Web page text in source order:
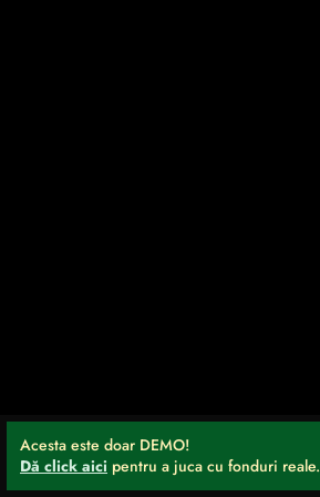
Acesta este doar DEMO!
Dă click aici pentru a juca cu fonduri reale.